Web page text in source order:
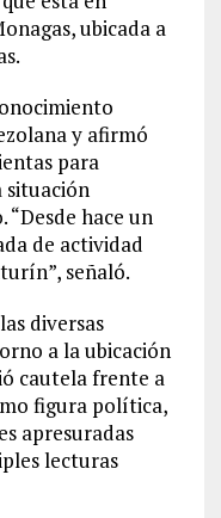
ubicada a
y afirmó
para
hace un
de actividad
señaló.
diversas
a la ubicación
cautela frente a
figura política,
apresuradas
lecturas